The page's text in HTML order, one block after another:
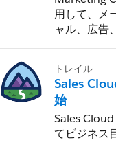
用して、メ
ャル、広告
トレイル
Sales
始
Sales
てビジネス